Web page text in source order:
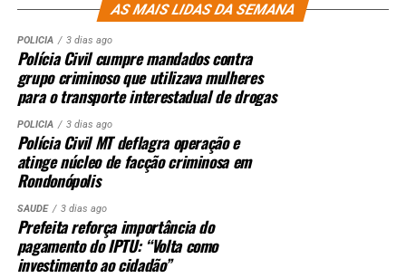
AS MAIS LIDAS DA SEMANA
POLÍCIA 3 dias ago
Polícia Civil cumpre mandados contra
grupo criminoso que utilizava mulheres
para o transporte interestadual de drogas
POLÍCIA 3 dias ago
Polícia Civil MT deflagra operação e
atinge núcleo de facção criminosa em
Rondonópolis
SAÚDE 3 dias ago
Prefeita reforça importância do
pagamento do IPTU: “Volta como
investimento ao cidadão”